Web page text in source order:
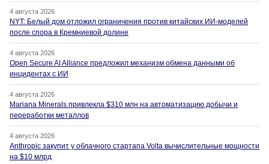
4 августа 2026
NYT: Белый дом отложил ограничения против китайских ИИ-моделей
после спора в Кремниевой долине
4 августа 2026
Open Secure AI Alliance предложил механизм обмена данными об
инцидентах с ИИ
4 августа 2026
Mariana Minerals привлекла $310 млн на автоматизацию добычи и
переработки металлов
4 августа 2026
Anthropic закупит у облачного стартапа Volta вычислительные мощности
на $10 млрд